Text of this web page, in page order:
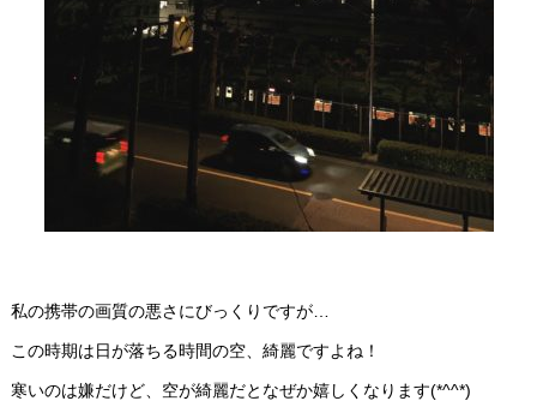
私の携帯の画質の悪さにびっくりですが…
この時期は日が落ちる時間の空、綺麗ですよね！
寒いのは嫌だけど、空が綺麗だとなぜか嬉しくなります(*^^*)